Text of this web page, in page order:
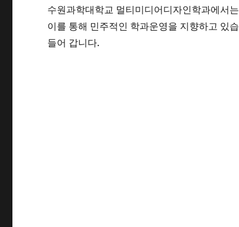
수원과학대학교 멀티미디어디자인학과에서
이를 통해 민주적인 학과운영을 지향하고 있
들어 갑니다.